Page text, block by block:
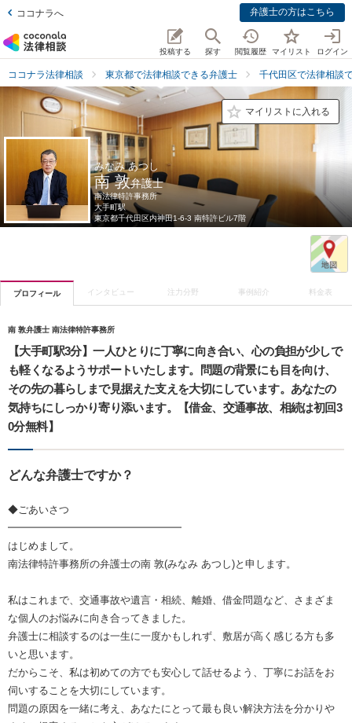
ココナラへ 弁護士の方はこちら
投稿する 探す 閲覧履歴 マイリスト ログイン
ココナラ法律相談 東京都で法律相談できる弁護士 千代田区で法律相談
マイリストに入れる
みなみ あつし
南 敦弁護士
南法律特許事務所
大手町駅
東京都千代田区内神田1-6-3 南特許ビル7階
プロフィール インタビュー 注力分野 事例紹介 料金表
南 敦弁護士 南法律特許事務所
【大手町駅3分】一人ひとりに丁寧に向き合い、心の負担が少しで
も軽くなるようサポートいたします。問題の背景にも目を向け、
その先の暮らしまで見据えた支えを大切にしています。あなたの
気持ちにしっかり寄り添います。【借金、交通事故、相続は初回3
0分無料】
どんな弁護士ですか？
◆ごあいさつ
━━━━━━━━━━━━━━━━━
はじめまして。
南法律特許事務所の弁護士の南 敦(みなみ あつし)と申します。
私はこれまで、交通事故や遺言・相続、離婚、借金問題など、さまざま
な個人のお悩みに向き合ってきました。
弁護士に相談するのは一生に一度かもしれず、敷居が高く感じる方も多
いと思います。
だからこそ、私は初めての方でも安心して話せるよう、丁寧にお話をお
伺いすることを大切にしています。
問題の原因を一緒に考え、あなたにとって最も良い解決方法を分かりや